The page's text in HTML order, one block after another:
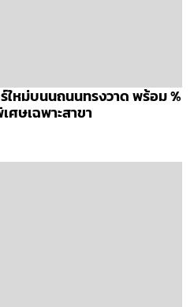
หม่บนนถนนทรงวาด พร้อม %
ษเฉพาะสาขา